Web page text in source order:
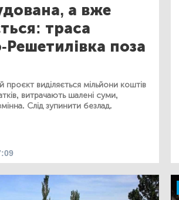
а вже
траса
Решетилівка поза
виділяється мільйони коштів
витрачають шалені суми,
Слід зупинити безлад.